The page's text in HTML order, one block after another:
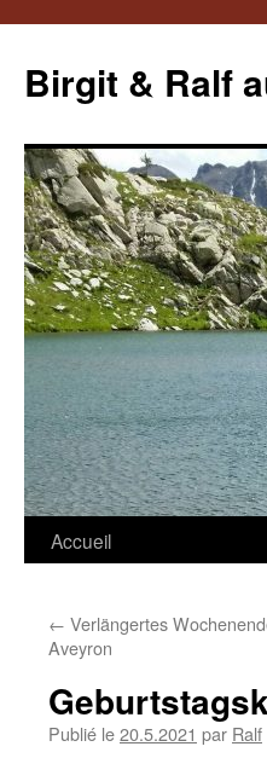
contenu
Birgit & Ralf
Accueil
← Verlängertes
Aveyron
Publié le20.5.2021 par Ralf